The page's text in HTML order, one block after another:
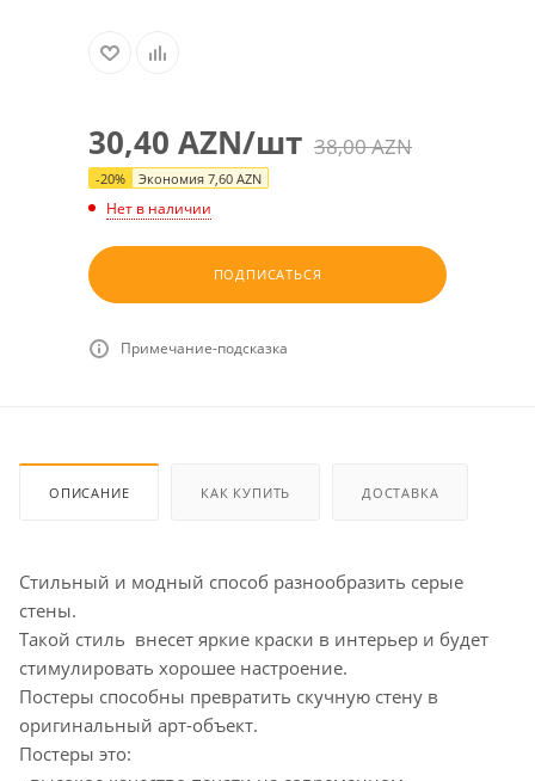
30,40 AZN/шт 38,00AZN
-20% Экономия 7,60 AZN
Нет в наличии
ПОДПИСАТЬСЯ
Примечание-подсказка
ОПИСАНИЕ КАК КУПИТЬ ДОСТАВКА
Стильный и модный способ разнообразить серые
стены.
Такой стиль внесет яркие краски в интерьер и будет
стимулировать хорошее настроение.
Постеры способны превратить скучную стену в
оригинальный арт-объект.
Постеры это: